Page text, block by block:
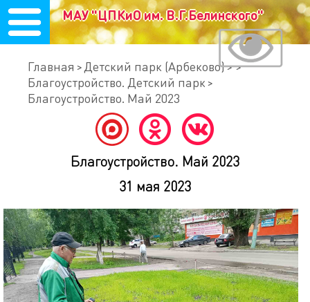
МАУ "ЦПКиО им. В.Г.Белинского"
Главная
Детский парк (Арбеково)
Благоустройство. Детский парк
Благоустройство. Май 2023
Благоустройство. Май 2023
31 мая 2023